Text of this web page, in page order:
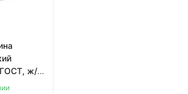
ж/б,